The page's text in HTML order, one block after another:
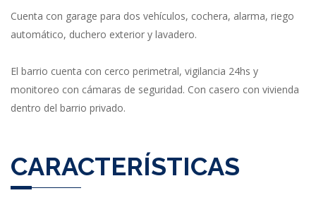
Cuenta con garage para dos vehículos, cochera, alarma, riego
automático, duchero exterior y lavadero.
El barrio cuenta con cerco perimetral, vigilancia 24hs y
monitoreo con cámaras de seguridad. Con casero con vivienda
dentro del barrio privado.
CARACTERÍSTICAS